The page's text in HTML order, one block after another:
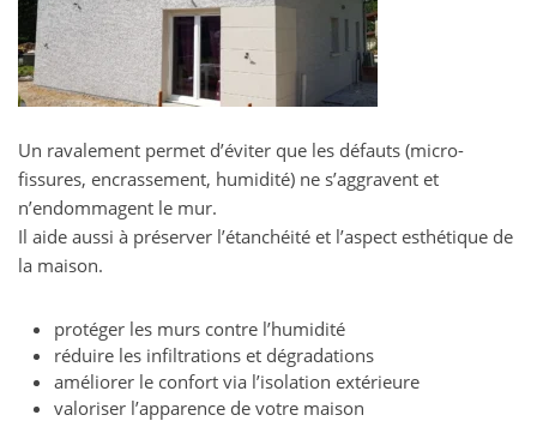
Un ravalement permet d’éviter que les défauts (micro-
fissures, encrassement, humidité) ne s’aggravent et
n’endommagent le mur.
Il aide aussi à préserver l’étanchéité et l’aspect esthétique de
la maison.
protéger les murs contre l’humidité
réduire les infiltrations et dégradations
améliorer le confort via l’isolation extérieure
valoriser l’apparence de votre maison